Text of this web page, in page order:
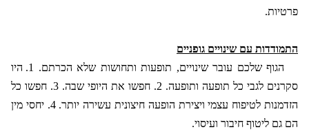
פרטיות.
התמודדות עם שינויים גופניים
הגוף שלכם עובר שינויים, תופעות ותחושות שלא הכרתם. 1. היו
סקרנים לגבי כל תופעה ותופעה. 2. חפשו את היופי שבה. 3. חפשו כל
הזדמנות לטיפוח עצמי ויצירת הופעה חיצונית עשירה יותר. 4. יחסי מין
הם גם ליטוף חיבור ועיסוי.